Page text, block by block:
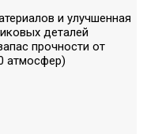
и улучшенная
деталей
прочности от
атмосфер)